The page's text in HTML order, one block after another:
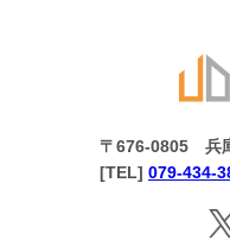
〒676-0805 兵
[TEL] 079-434-